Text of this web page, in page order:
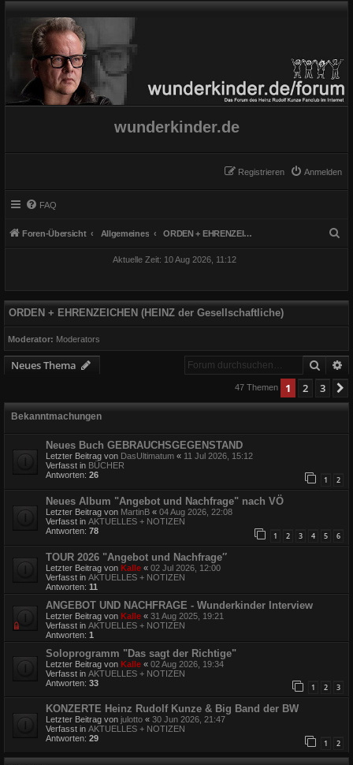
wunderkinder.de
Anmelden
Registrieren
FAQ
Foren-Übersicht Allgemeines ORDEN + EHRENZEICHEN (HEINZ der Gesellschaftliche)
Aktuelle Zeit: 10 Aug 2026, 11:12
ORDEN + EHRENZEICHEN (HEINZ der Gesellschaftliche)
Moderator: Moderators
Neues Thema Suche
47 Themen 1 2 3
Bekanntmachungen
Neues Buch GEBRAUCHSGEGENSTAND
Letzter Beitrag von DasUltimatum « 11 Jul 2026, 15:12
Verfasst in BÜCHER
Antworten: 26 1 2
Neues Album "Angebot und Nachfrage" nach VÖ
Letzter Beitrag von MartinB « 04 Aug 2026, 22:08
Verfasst in AKTUELLES + NOTIZEN
Antworten: 78 1 2 3 4 5 6
TOUR 2026 "Angebot und Nachfrage″
Letzter Beitrag von Kalle « 02 Jul 2026, 12:00
Verfasst in AKTUELLES + NOTIZEN
Antworten: 11
ANGEBOT UND NACHFRAGE - Wunderkinder Interview
Letzter Beitrag von Kalle « 31 Aug 2025, 19:21
Verfasst in AKTUELLES + NOTIZEN
Antworten: 1
Soloprogramm "Das sagt der Richtige"
Letzter Beitrag von Kalle « 02 Aug 2026, 19:34
Verfasst in AKTUELLES + NOTIZEN
Antworten: 33 1 2 3
KONZERTE Heinz Rudolf Kunze & Big Band der BW
Letzter Beitrag von julotto « 30 Jun 2026, 21:47
Verfasst in AKTUELLES + NOTIZEN
Antworten: 29 1 2